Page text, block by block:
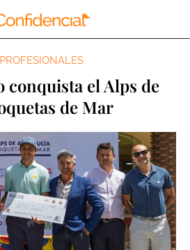
PROFESIONALES
conquista el Alps de
de Mar